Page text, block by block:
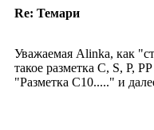
Re: Темари
Уважаемая Alinka, как
такое разметка С, S, P,
"Разметка С10....." и